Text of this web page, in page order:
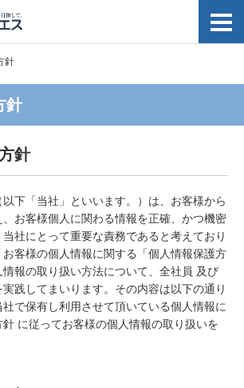
針
針
針
下「当社」といいます。）は、お客様から
お客様個人に関わる情報を正確、かつ機密
社にとって重要な責務であると考えており
お客様の個人情報に関する「個人情報保護方
報の取り扱い方法について、全社員 及び
践してまいります。その内容は以下の通り
で保有し利用させて頂いている個人情報に
に従ってお客様の個人情報の取り扱いを